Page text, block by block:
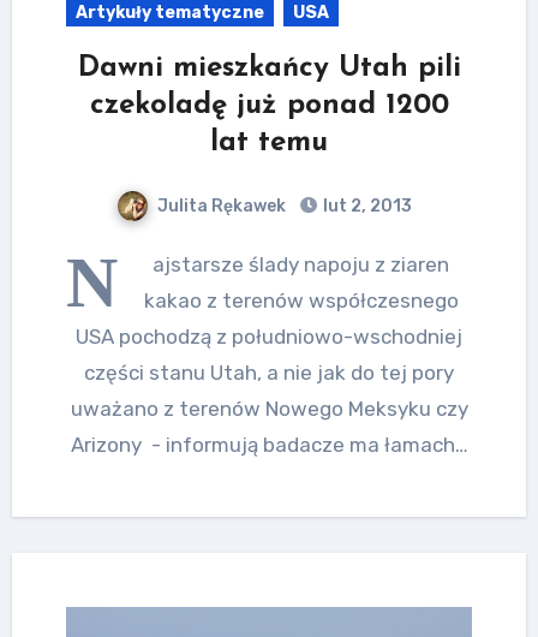
Artykuły tematyczne
USA
Dawni mieszkańcy Utah pili
czekoladę już ponad 1200
lat temu
Julita Rękawek lut 2, 2013
N
ajstarsze ślady napoju z ziaren
kakao z terenów współczesnego
USA pochodzą z południowo-wschodniej
części stanu Utah, a nie jak do tej pory
uważano z terenów Nowego Meksyku czy
Arizony - informują badacze ma łamach…